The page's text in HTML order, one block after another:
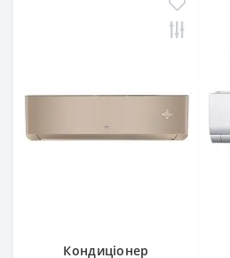
Кондиціонер